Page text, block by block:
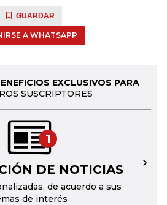
GUARDAR
A WHATSAPP
EXCLUSIVOS PARA
SUSCRIPTORES
1
DE NOTICIAS
de acuerdo a sus
de interés
→